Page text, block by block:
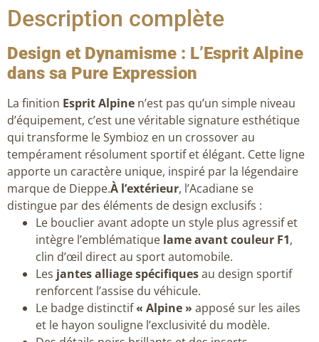
Description complète
Design et Dynamisme : L’Esprit Alpine
dans sa Pure Expression
La finition Esprit Alpine n’est pas qu’un simple niveau
d’équipement, c’est une véritable signature esthétique
qui transforme le Symbioz en un crossover au
tempérament résolument sportif et élégant. Cette ligne
apporte un caractère unique, inspiré par la légendaire
marque de Dieppe.À l’extérieur, l’Acadiane se
distingue par des éléments de design exclusifs :
Le bouclier avant adopte un style plus agressif et
intègre l’emblématique lame avant couleur F1,
clin d’œil direct au sport automobile.
Les jantes alliage spécifiquesau design sportif
renforcent l’assise du véhicule.
Le badge distinctif« Alpine » apposé sur les ailes
et le hayon souligne l’exclusivité du modèle.